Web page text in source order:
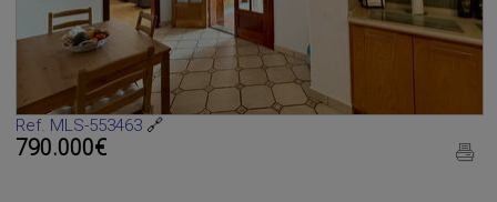
Ref. MLS-553463 🔗
790.000€